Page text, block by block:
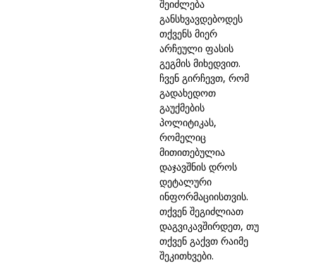
შეიძლება
განსხვავდებოდეს
თქვენს მიერ
არჩეული ფასის
გეგმის მიხედვით.
ჩვენ გირჩევთ, რომ
გადახედოთ
გაუქმების
პოლიტიკას,
რომელიც
მითითებულია
დაჯავშნის დროს
დეტალური
ინფორმაციისთვის.
თქვენ შეგიძლიათ
დაგვიკავშირდეთ, თუ
თქვენ გაქვთ რაიმე
შეკითხვები.